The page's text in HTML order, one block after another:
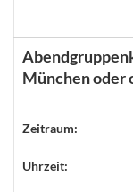
München oder
Zeitraum:
Uhrzeit: